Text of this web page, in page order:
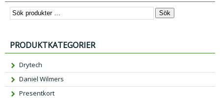
Sök
PRODUKTKATEGORIER
Drytech
Daniel Wilmers
Presentkort